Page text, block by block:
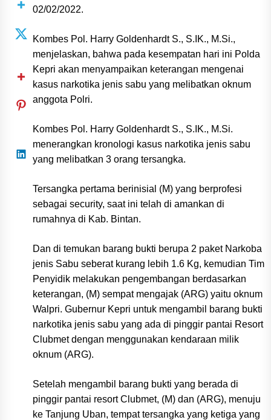
02/02/2022.
Kombes Pol. Harry Goldenhardt S., S.IK., M.Si.,
menjelaskan, bahwa pada kesempatan hari ini Polda
Kepri akan menyampaikan keterangan mengenai
kasus narkotika jenis sabu yang melibatkan oknum
anggota Polri.
Kombes Pol. Harry Goldenhardt S., S.IK., M.Si.
menerangkan kronologi kasus narkotika jenis sabu
yang melibatkan 3 orang tersangka.
Tersangka pertama berinisial (M) yang berprofesi
sebagai security, saat ini telah di amankan di
rumahnya di Kab. Bintan.
Dan di temukan barang bukti berupa 2 paket Narkoba
jenis Sabu seberat kurang lebih 1.6 Kg, kemudian Tim
Penyidik melakukan pengembangan berdasarkan
keterangan, (M) sempat mengajak (ARG) yaitu oknum
Walpri. Gubernur Kepri untuk mengambil barang bukti
narkotika jenis sabu yang ada di pinggir pantai Resort
Clubmet dengan menggunakan kendaraan milik
oknum (ARG).
Setelah mengambil barang bukti yang berada di
pinggir pantai resort Clubmet, (M) dan (ARG), menuju
ke Tanjung Uban, tempat tersangka yang ketiga yang